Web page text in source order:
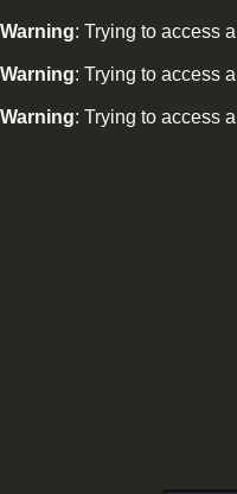
Warning: Trying to access
Warning: Trying to access
Warning: Trying to access